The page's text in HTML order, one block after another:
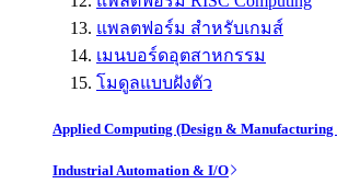
แพลตฟอร์ม สำหรับเกมส์
เมนบอร์ดอุตสาหกรรม
โมดูลแบบฝังตัว
Applied Computing (Design & Manufacturing
Industrial Automation & I/O